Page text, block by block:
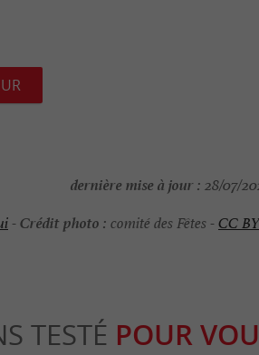
dernière mise à jour : 28/07/
-Crédit photo : comité des Fêtes -CC
TESTÉ POUR